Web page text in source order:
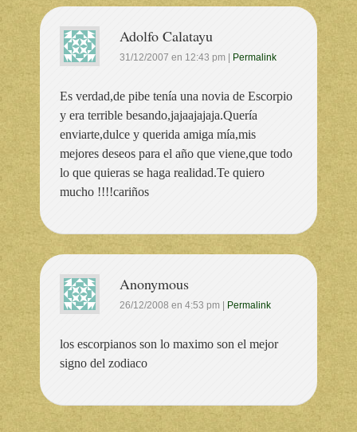
Adolfo Calatayu
31/12/2007 en 12:43 pm Permalink
Es verdad,de pibe tenía una novia de Escorpio
y era terrible besando,jajaajajaja.Quería
enviarte,dulce y querida amiga mía,mis
mejores deseos para el año que viene,que todo
lo que quieras se haga realidad.Te quiero
mucho !!!!cariños
Anonymous
26/12/2008 en 4:53 pm Permalink
los escorpianos son lo maximo son el mejor
signo del zodiaco